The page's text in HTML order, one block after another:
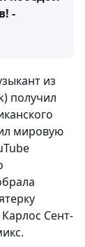
-
из
получил
мировую
Сент-